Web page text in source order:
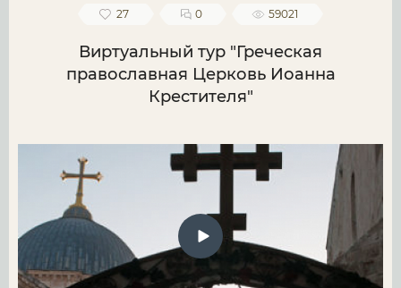
27 0 59021
Виртуальный тур "Греческая
православная Церковь Иоанна
Крестителя"